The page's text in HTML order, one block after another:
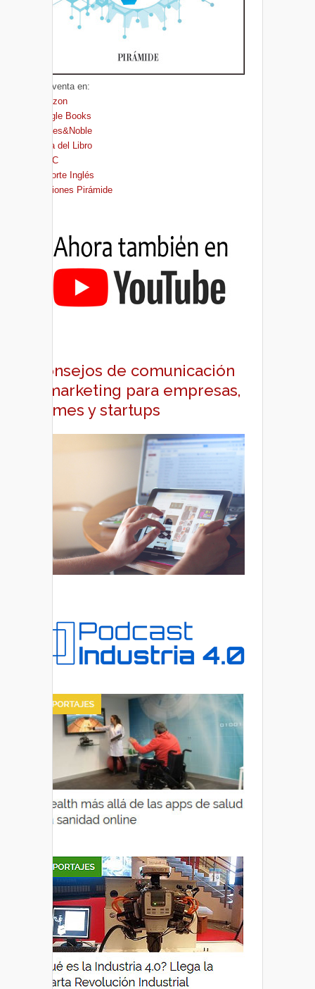
A la venta en:
Amazon
Google Books
Barnes&Noble
Casa del Libro
FNAC
El Corte Inglés
Ediciones Pirámide
Consejos de comunicación
y marketing para empresas,
pymes y startups